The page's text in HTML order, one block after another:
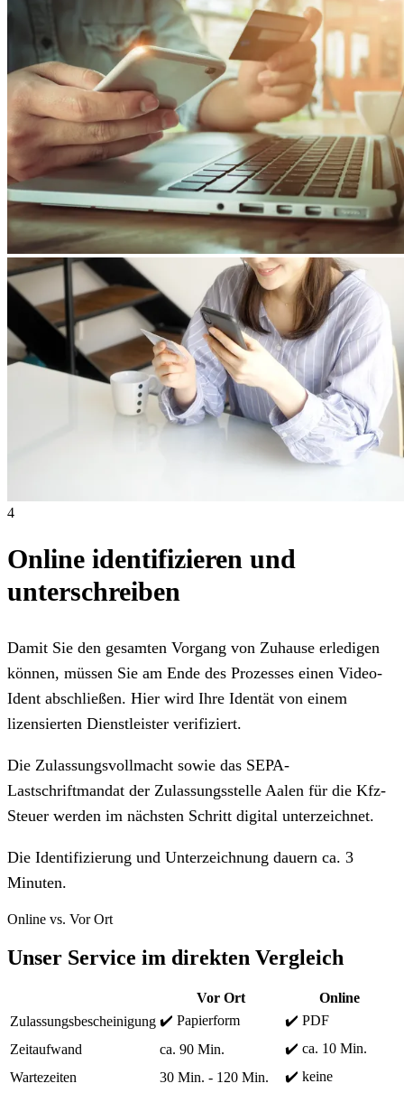
4
Online identifizieren und
unterschreiben
Damit Sie den gesamten Vorgang von Zuhause erledigen
können, müssen Sie am Ende des Prozesses einen Video-
Ident abschließen. Hier wird Ihre Identät von einem
lizensierten Dienstleister verifiziert.
Die Zulassungsvollmacht sowie das SEPA-
Lastschriftmandat der Zulassungsstelle Aalen für die Kfz-
Steuer werden im nächsten Schritt digital unterzeichnet.
Die Identifizierung und Unterzeichnung dauern ca. 3
Minuten.
Online vs. Vor Ort
Unser Service im direkten Vergleich
Vor Ort
Online
Zulassungsbescheinigung ✔️ Papierform
✔️ PDF
Zeitaufwand
ca. 90 Min.
✔️ ca. 10 Min.
Wartezeiten
30 Min. - 120 Min. ✔️ keine